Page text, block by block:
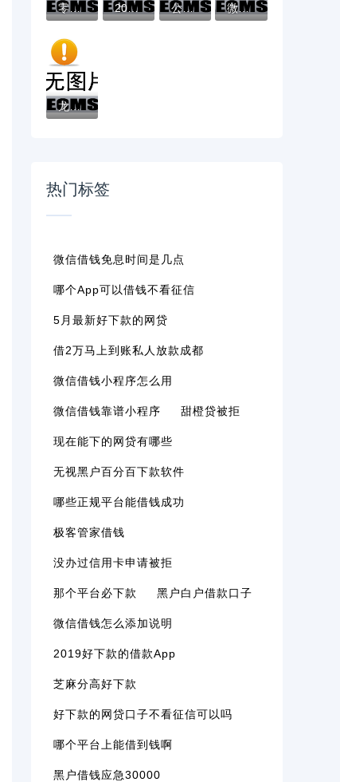
零服务费借钱平台靠谱吗？这5家真实推荐 2025高炮必下款口子解析：避开套路选对平台... 公积金贷款怎么申请？手把手教你用公积金搞... 微信借钱需要人脸认证？盘点最新8个征信花了...
龙泉微信借钱怎么借，分享2026年最新6个哪些...
热门标签
微信借钱免息时间是几点
哪个app可以借钱不看征信
5月最新好下款的网贷
借2万马上到账私人放款成都
微信借钱小程序怎么用
微信借钱靠谱小程序 甜橙贷被拒
现在能下的网贷有哪些
无视黑户百分百下款软件
哪些正规平台能借钱成功
极客管家借钱
没办过信用卡申请被拒
那个平台必下款 黑户白户借款口子
微信借钱怎么添加说明
2019好下款的借款app
芝麻分高好下款
好下款的网贷口子不看征信可以吗
哪个平台上能借到钱啊
黑户借钱应急30000